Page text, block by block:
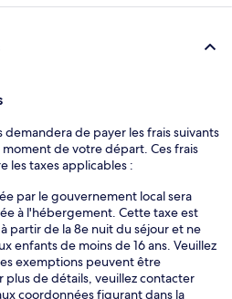
demandera de payer les frais suivants
moment de votre départ. Ces frais
les taxes applicables :
par le gouvernement local sera
à l'hébergement. Cette taxe est
partir de la 8e nuit du séjour et ne
enfants de moins de 16 ans. Veuillez
exemptions peuvent être
plus de détails, veuillez contacter
coordonnées figurant dans la